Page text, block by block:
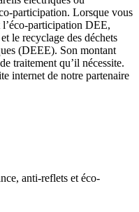
participation. Lorsque vous
participation DEE,
le recyclage des déchets
(DEEE). Son montant
traitement qu’il nécessite.
internet de notre partenaire
anti-reflets et éco-